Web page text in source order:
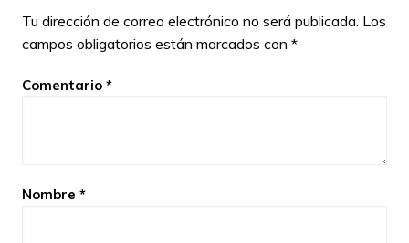
Tu dirección de correo electrónico no será publicada. Los
campos obligatorios están marcados con *
Comentario *
Nombre *